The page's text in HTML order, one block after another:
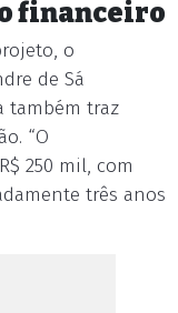
financeiro
o
de Sá
também traz
“O
250 mil, com
três anos